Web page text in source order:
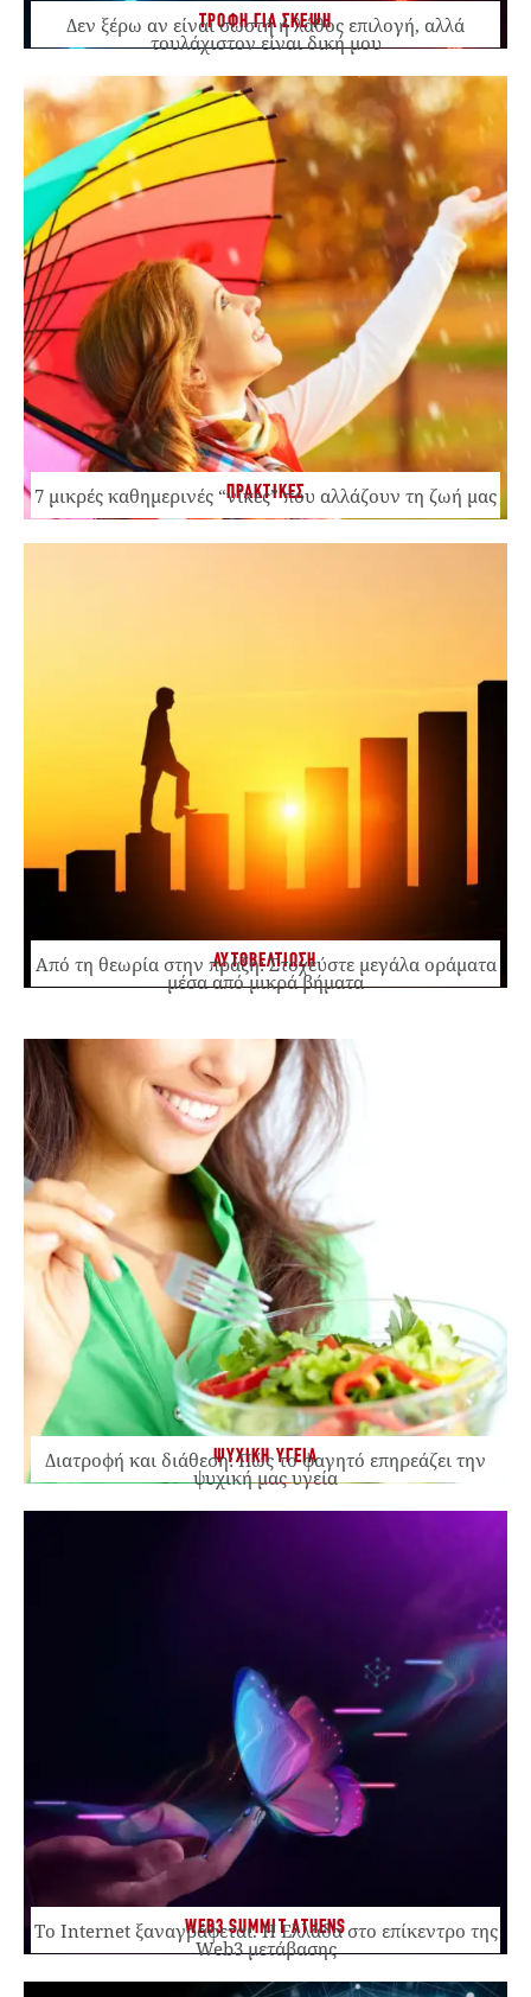
ΤΡΟΦΗ ΓΙΑ ΣΚΕΨΗ
Δεν ξέρω αν είναι σωστή ή λάθος επιλογή, αλλά
τουλάχιστον είναι δική μου
ΠΡΑΚΤΙΚΕΣ
7 μικρές καθημερινές “νίκες” που αλλάζουν τη ζωή μας
ΑΥΤΟΒΕΛΤΙΩΣΗ
Από τη θεωρία στην πράξη: Στοχεύστε μεγάλα οράματα
μέσα από μικρά βήματα
ΨΥΧΙΚΗ ΥΓΕΙΑ
Διατροφή και διάθεση: Πώς το φαγητό επηρεάζει την
ψυχική μας υγεία
WEB3 SUMMIT ATHENS
Το Internet ξαναγράφεται. Η Ελλάδα στο επίκεντρο της
Web3 μετάβασης